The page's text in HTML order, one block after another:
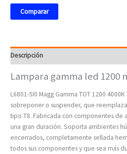
Comparar
Descripción
Lampara gamma led 1200
L6801-5I0 Magg Gamma TOT 1200
sobreponer o suspender, que
tipo T8. Fabricada con componentes de
una gran duración. Soporta ambientes
encerrados, completamente sellada
todos sus componentes y que sea más